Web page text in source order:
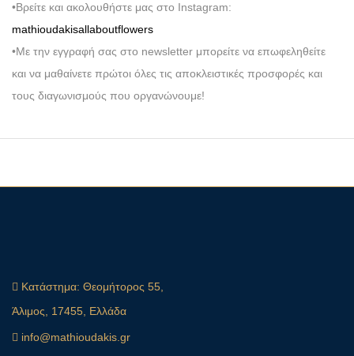
•Βρείτε και ακολουθήστε μας στο Instagram:
mathioudakisallaboutflowers
•Με την εγγραφή σας στο newsletter μπορείτε να επωφεληθείτε
και να μαθαίνετε πρώτοι όλες τις αποκλειστικές προσφορές και
τους διαγωνισμούς που οργανώνουμε!
Κατάστημα: Θεομήτορος 55,
Άλιμος, 17455, Ελλάδα
info@mathioudakis.gr